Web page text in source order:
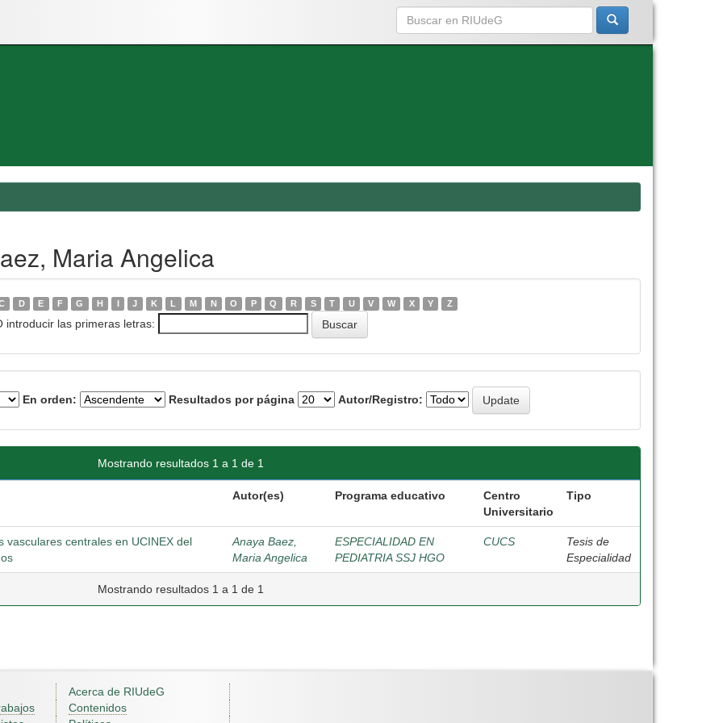
Maria Angelica
D E F G H I J K L M N O P Q R S T U V W X Y Z
introducir las primeras letras:
En orden: Resultados por página Autor/Registro:
Mostrando resultados 1 a 1 de 1
Autor(es) Programa educativo
Centro
Universitario
Tipo
vasculares centrales en UCINEX del
Anaya Baez,
Maria Angelica
ESPECIALIDAD EN
PEDIATRIA SSJ HGO
CUCS
Tesis de
Especialidad
Mostrando resultados 1 a 1 de 1
Acerca de RIUdeG
Contenidos